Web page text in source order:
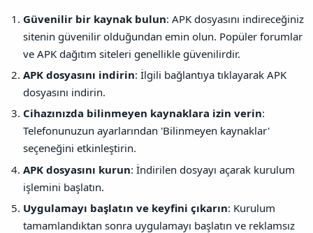
Güvenilir bir kaynak bulun: APK dosyasını indireceğiniz
sitenin güvenilir olduğundan emin olun. Popüler forumlar
ve APK dağıtım siteleri genellikle güvenilirdir.
APK dosyasını indirin: İlgili bağlantıya tıklayarak APK
dosyasını indirin.
Cihazınızda bilinmeyen kaynaklara izin verin:
Telefonunuzun ayarlarından 'Bilinmeyen kaynaklar'
seçeneğini etkinleştirin.
APK dosyasını kurun: İndirilen dosyayı açarak kurulum
işlemini başlatın.
Uygulamayı başlatın ve keyfini çıkarın: Kurulum
tamamlandıktan sonra uygulamayı başlatın ve reklamsız